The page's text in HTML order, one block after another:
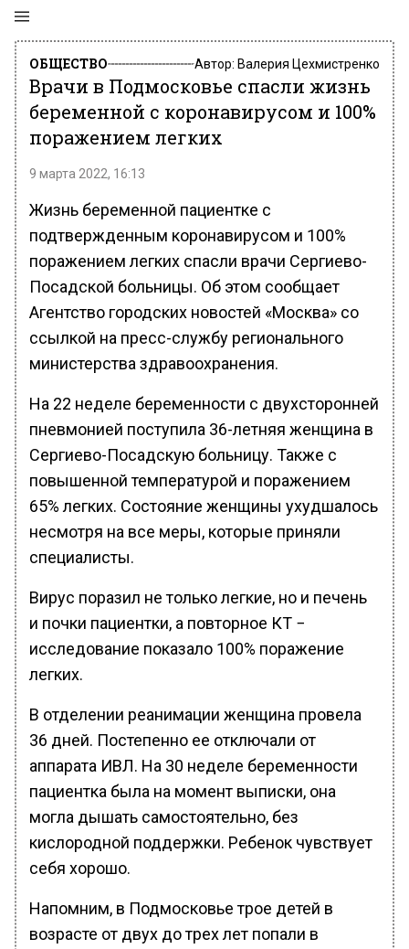
ОБЩЕСТВО Автор: Валерия Цехмистренко
Врачи в Подмосковье спасли жизнь
беременной с коронавирусом и 100%
поражением легких
9 марта 2022, 16:13
Жизнь беременной пациентке с
подтвержденным коронавирусом и 100%
поражением легких спасли врачи Сергиево-
Посадской больницы. Об этом сообщает
Агентство городских новостей «Москва» со
ссылкой на пресс-службу регионального
министерства здравоохранения.
На 22 неделе беременности с двухсторонней
пневмонией поступила 36-летняя женщина в
Сергиево-Посадскую больницу. Также с
повышенной температурой и поражением
65% легких. Состояние женщины ухудшалось
несмотря на все меры, которые приняли
специалисты.
Вирус поразил не только легкие, но и печень
и почки пациентки, а повторное КТ −
исследование показало 100% поражение
легких.
В отделении реанимации женщина провела
36 дней. Постепенно ее отключали от
аппарата ИВЛ. На 30 неделе беременности
пациентка была на момент выписки, она
могла дышать самостоятельно, без
кислородной поддержки. Ребенок чувствует
себя хорошо.
Напомним, в Подмосковье трое детей в
возрасте от двух до трех лет попали в